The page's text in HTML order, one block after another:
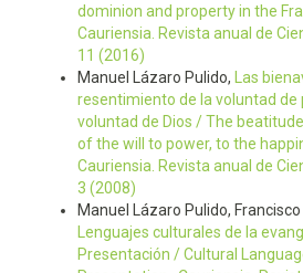
dominion and property in the
Cauriensia. Revista anual de
11 (2016)
Manuel Lázaro Pulido,
Las
resentimiento de la voluntad de
voluntad de Dios / The
of the will to power, to the
Cauriensia. Revista anual de
3 (2008)
Manuel Lázaro Pulido,
Lenguajes culturales de la
Presentación / Cultural